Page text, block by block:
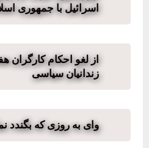
اسرائیل با جمهوری
از لغو احکام کارگران
زندانیان سیاسی
وای به روزی که بگندد